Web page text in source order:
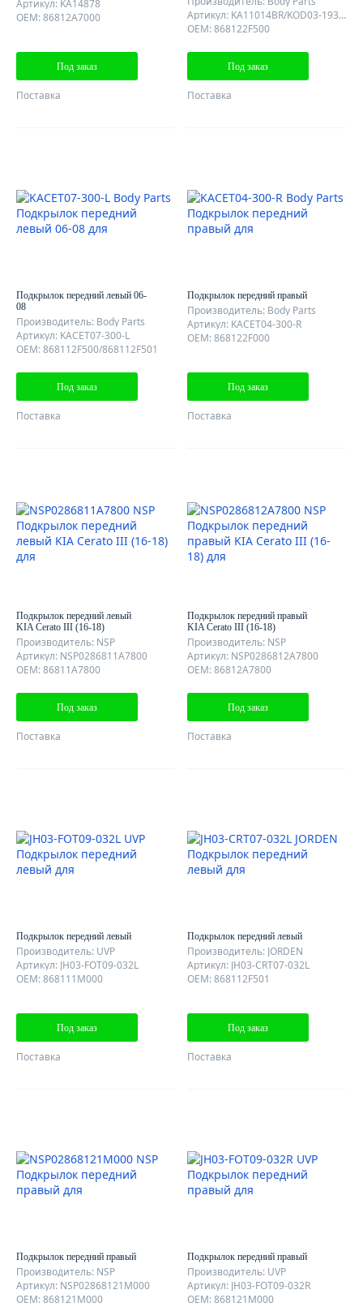
Артикул: KA14878
OEM: 86812A7000
Под заказ
Поставка
Артикул: KA11014BR/KOD03-19312
OEM: 868122F500
Под заказ
Поставка
Подкрылок передний левый 06-
08
Производитель: Body Parts
Артикул: KACET07-300-L
OEM: 868112F500/868112F501
Под заказ
Поставка
Подкрылок передний правый
Производитель: Body Parts
Артикул: KACET04-300-R
OEM: 868122F000
Под заказ
Поставка
Подкрылок передний левый
KIA Cerato III (16-18)
Производитель: NSP
Артикул: NSP0286811A7800
OEM: 86811A7800
Под заказ
Поставка
Подкрылок передний правый
KIA Cerato III (16-18)
Производитель: NSP
Артикул: NSP0286812A7800
OEM: 86812A7800
Под заказ
Поставка
Подкрылок передний левый
Производитель: UVP
Артикул: JH03-FOT09-032L
OEM: 868111M000
Под заказ
Поставка
Подкрылок передний левый
Производитель: JORDEN
Артикул: JH03-CRT07-032L
OEM: 868112F501
Под заказ
Поставка
Подкрылок передний правый
Производитель: NSP
Артикул: NSP02868121M000
OEM: 868121M000
Подкрылок передний правый
Производитель: UVP
Артикул: JH03-FOT09-032R
OEM: 868121M000